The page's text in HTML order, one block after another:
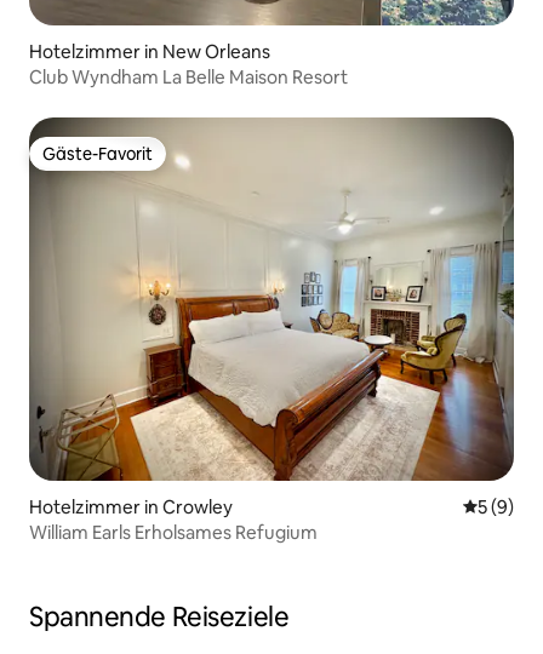
Hotelzimmer in New Orleans
Club Wyndham La Belle Maison Resort
Gäste-Favorit
Gäste-Favorit
Hotelzimmer in Crowley
5 (9)
William Earls Erholsames Refugium
Spannende Reiseziele